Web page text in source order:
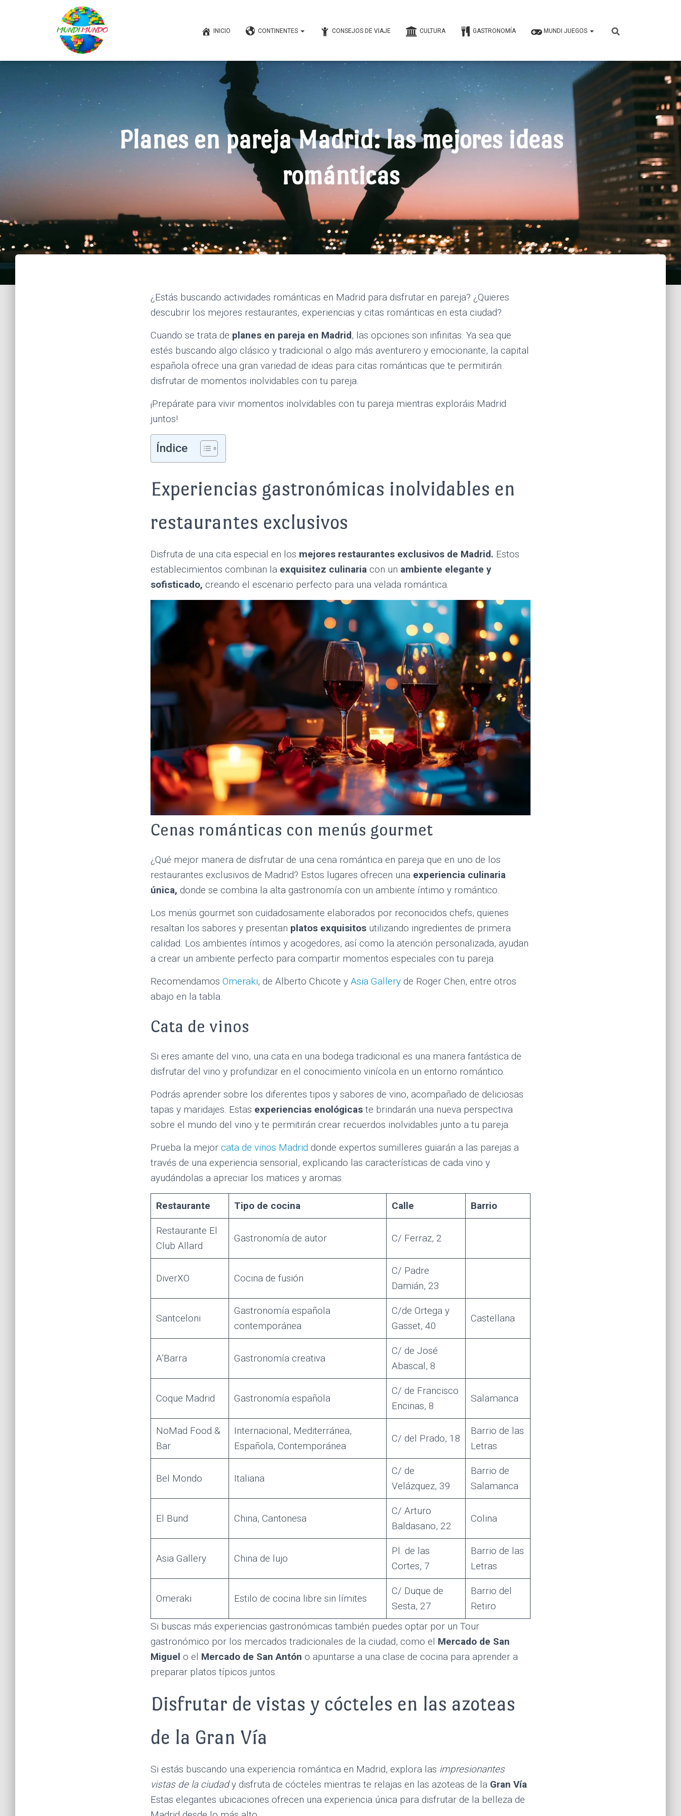
INICIO CONTINENTES CONSEJOS DE VIAJE CULTURA GASTRONOMÍA MUNDI JUEGOS
Planes en pareja Madrid: las mejores ideas
románticas
¿Estás buscando actividades románticas en Madrid para disfrutar en pareja? ¿Quieres
descubrir los mejores restaurantes, experiencias y citas románticas en esta ciudad?
Cuando se trata de planes en pareja en Madrid, las opciones son infinitas. Ya sea que
estés buscando algo clásico y tradicional o algo más aventurero y emocionante, la capital
española ofrece una gran variedad de ideas para citas románticas que te permitirán
disfrutar de momentos inolvidables con tu pareja.
¡Prepárate para vivir momentos inolvidables con tu pareja mientras exploráis Madrid
juntos!
Índice
Experiencias gastronómicas inolvidables en
restaurantes exclusivos
Disfruta de una cita especial en los mejores restaurantes exclusivos de Madrid. Estos
establecimientos combinan la exquisitez culinaria con un ambiente elegante y
sofisticado, creando el escenario perfecto para una velada romántica.
Cenas románticas con menús gourmet
¿Qué mejor manera de disfrutar de una cena romántica en pareja que en uno de los
restaurantes exclusivos de Madrid? Estos lugares ofrecen una experiencia culinaria
única, donde se combina la alta gastronomía con un ambiente íntimo y romántico.
Los menús gourmet son cuidadosamente elaborados por reconocidos chefs, quienes
resaltan los sabores y presentan platos exquisitos utilizando ingredientes de primera
calidad. Los ambientes íntimos y acogedores, así como la atención personalizada, ayudan
a crear un ambiente perfecto para compartir momentos especiales con tu pareja.
Recomendamos Omeraki, de Alberto Chicote y Asia Gallery de Roger Chen, entre otros
abajo en la tabla.
Cata de vinos
Si eres amante del vino, una cata en una bodega tradicional es una manera fantástica de
disfrutar del vino y profundizar en el conocimiento vinícola en un entorno romántico.
Podrás aprender sobre los diferentes tipos y sabores de vino, acompañado de deliciosas
tapas y maridajes. Estas experiencias enológicas te brindarán una nueva perspectiva
sobre el mundo del vino y te permitirán crear recuerdos inolvidables junto a tu pareja.
Prueba la mejor cata de vinos Madrid donde expertos sumilleres guiarán a las parejas a
través de una experiencia sensorial, explicando las características de cada vino y
ayudándolas a apreciar los matices y aromas.
Restaurante Tipo de cocina Calle Barrio
Restaurante El
Club Allard
Gastronomía de autor C/ Ferraz, 2
DiverXO Cocina de fusión
C/ Padre
Damián, 23
Santceloni
Gastronomía española
contemporánea
C/de Ortega y
Gasset, 40
Castellana
A’Barra Gastronomía creativa
C/ de José
Abascal, 8
Coque Madrid Gastronomía española
C/ de Francisco
Encinas, 8
Salamanca
NoMad Food &
Bar
Internacional, Mediterránea,
Española, Contemporánea
C/ del Prado, 18
Barrio de las
Letras
Bel Mondo Italiana
C/ de
Velázquez, 39
Barrio de
Salamanca
El Bund China, Cantonesa
C/ Arturo
Baldasano, 22
Colina
Asia Gallery China de lujo
Pl. de las
Cortes, 7
Barrio de las
Letras
Omeraki Estilo de cocina libre sin límites
C/ Duque de
Sesta, 27
Barrio del
Retiro
Si buscas más experiencias gastronómicas también puedes optar por un Tour
gastronómico por los mercados tradicionales de la ciudad, como el Mercado de San
Miguel o el Mercado de San Antón o apuntarse a una clase de cocina para aprender a
preparar platos típicos juntos.
Disfrutar de vistas y cócteles en las azoteas
de la Gran Vía
Si estás buscando una experiencia romántica en Madrid, explora las impresionantes
vistas de la ciudady disfruta de cócteles mientras te relajas en las azoteas de la Gran Vía.
Estas elegantes ubicaciones ofrecen una experiencia única para disfrutar de la belleza de